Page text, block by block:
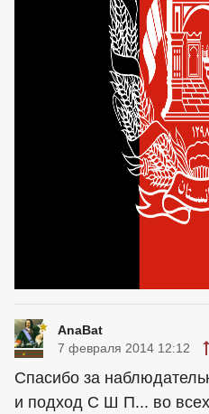
AnaBat
7 февраля 2014 12:12
Спасибо за
и подход С Ш П... во